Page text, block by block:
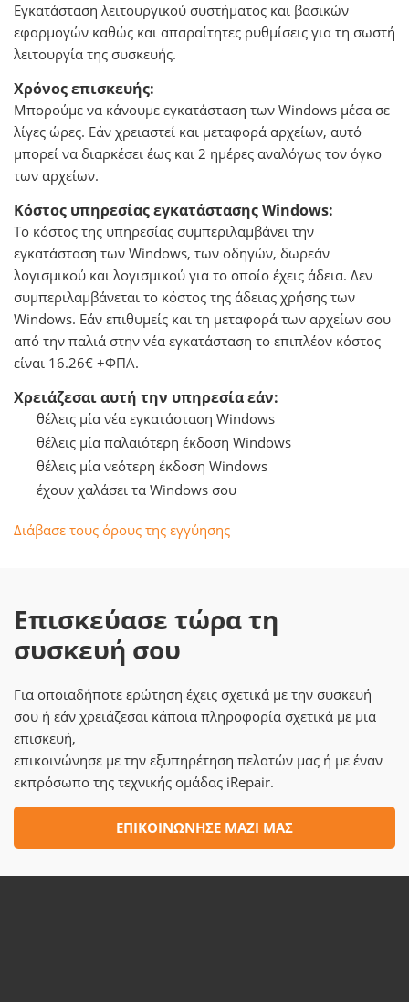
Εγκατάσταση λειτουργικού συστήματος και βασικών
εφαρμογών καθώς και απαραίτητες ρυθμίσεις για τη σωστή
λειτουργία της συσκευής.
Χρόνος επισκευής:
Μπορούμε να κάνουμε εγκατάσταση των Windows μέσα σε
λίγες ώρες. Εάν χρειαστεί και μεταφορά αρχείων, αυτό
μπορεί να διαρκέσει έως και 2 ημέρες αναλόγως τον όγκο
των αρχείων.
Κόστος υπηρεσίας εγκατάστασης Windows:
Το κόστος της υπηρεσίας συμπεριλαμβάνει την
εγκατάσταση των Windows, των οδηγών, δωρεάν
λογισμικού και λογισμικού για το οποίο έχεις άδεια. Δεν
συμπεριλαμβάνεται το κόστος της άδειας χρήσης των
Windows. Εάν επιθυμείς και τη μεταφορά των αρχείων σου
από την παλιά στην νέα εγκατάσταση το επιπλέον κόστος
είναι 16.26€ +ΦΠΑ.
Χρειάζεσαι αυτή την υπηρεσία εάν:
θέλεις μία νέα εγκατάσταση Windows
θέλεις μία παλαιότερη έκδοση Windows
θέλεις μία νεότερη έκδοση Windows
έχουν χαλάσει τα Windows σου
Διάβασε τους όρους της εγγύησης
Επισκεύασε τώρα τη
συσκευή σου
Για οποιαδήποτε ερώτηση έχεις σχετικά με την συσκευή
σου ή εάν χρειάζεσαι κάποια πληροφορία σχετικά με μια
επισκευή,
επικοινώνησε με την εξυπηρέτηση πελατών μας ή με έναν
εκπρόσωπο της τεχνικής ομάδας iRepair.
ΕΠΙΚΟΙΝΩΝΗΣΕ ΜΑΖΙ ΜΑΣ